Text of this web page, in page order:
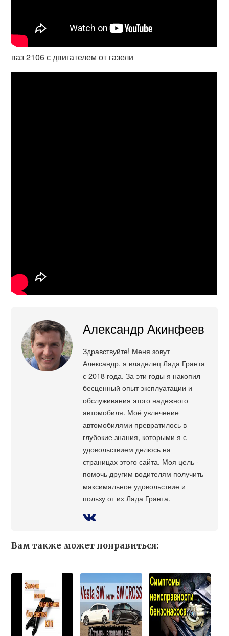
ваз 2106 с двигателем от газели
Александр Акинфеев
Здравствуйте! Меня зовут
Александр, я владелец Лада Гранта
с 2018 года. За эти годы я накопил
бесценный опыт эксплуатации и
обслуживания этого надежного
автомобиля. Моё увлечение
автомобилями превратилось в
глубокие знания, которыми я с
удовольствием делюсь на
страницах этого сайта. Моя цель -
помочь другим водителям получить
максимальное удовольствие и
пользу от их Лада Гранта.
Вам также может понравиться: